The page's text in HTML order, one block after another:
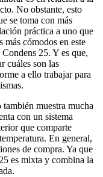
No obstante, esto
se toma con más
práctica a uno que
cómodos en este
25. Y es que,
cuáles son las
a ello trabajar para
muestra mucha
con un sistema
que comparte
En general,
de compra. Ya que
es mixta y combina la